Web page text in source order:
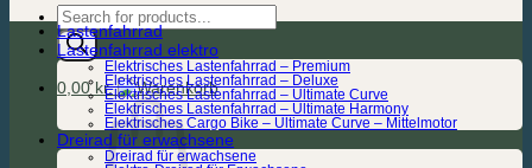
Products
search
0,00kr.
Lastenfahrrad
Lastenfahrrad elektro
Elektrisches Lastenfahrrad – Premium
Elektrisches Lastenfahrrad – Deluxe
Elektrisches Lastenfahrrad – Ultimate Curve
Elektrisches Lastenfahrrad – Ultimate Harmony
Elektrisches Cargo Bike – Ultimate Curve – Mittelmotor
Dreirad für erwachsene
Dreirad für erwachsene